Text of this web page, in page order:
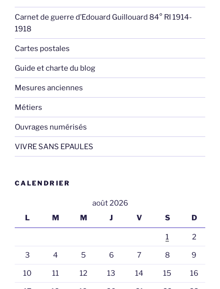
Carnet de guerre d’Edouard Guillouard 84° RI 1914-
1918
Cartes postales
Guide et charte du blog
Mesures anciennes
Métiers
Ouvrages numérisés
VIVRE SANS EPAULES
CALENDRIER
août 2026
L
M M J V S D
1 2
3 4 5 6 7 8 9
10 11 12 13 14 15 16